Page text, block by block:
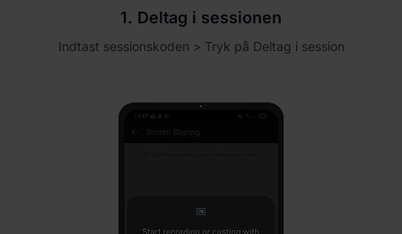
1. Deltag i sessionen
Indtast sessionskoden > Tryk på Deltag i session